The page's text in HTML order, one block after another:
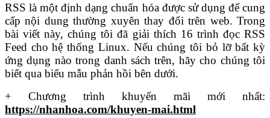
RSS là một định dạng chuẩn hóa được sử dụng để cung
cấp nội dung thường xuyên thay đổi trên web. Trong
bài viết này, chúng tôi đã giải thích 16 trình đọc RSS
Feed cho hệ thống Linux. Nếu chúng tôi bỏ lỡ bất kỳ
ứng dụng nào trong danh sách trên, hãy cho chúng tôi
biết qua biểu mẫu phản hồi bên dưới.
+ Chương trình khuyến mãi mới nhất:
https://nhanhoa.com/khuyen-mai.html